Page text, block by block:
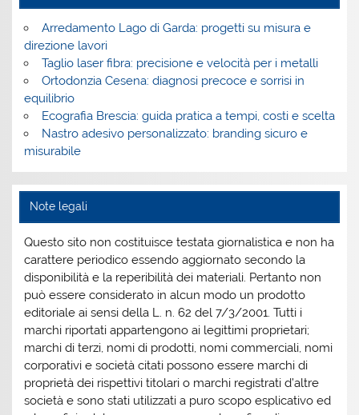
Arredamento Lago di Garda: progetti su misura e
direzione lavori
Taglio laser fibra: precisione e velocità per i metalli
Ortodonzia Cesena: diagnosi precoce e sorrisi in
equilibrio
Ecografia Brescia: guida pratica a tempi, costi e scelta
Nastro adesivo personalizzato: branding sicuro e
misurabile
Note legali
Questo sito non costituisce testata giornalistica e non ha
carattere periodico essendo aggiornato secondo la
disponibilità e la reperibilità dei materiali. Pertanto non
può essere considerato in alcun modo un prodotto
editoriale ai sensi della L. n. 62 del 7/3/2001. Tutti i
marchi riportati appartengono ai legittimi proprietari;
marchi di terzi, nomi di prodotti, nomi commerciali, nomi
corporativi e società citati possono essere marchi di
proprietà dei rispettivi titolari o marchi registrati d’altre
società e sono stati utilizzati a puro scopo esplicativo ed